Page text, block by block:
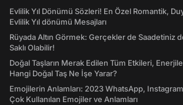
Evlilik Yıl Dönümü Sözleri! En Özel Romantik,
Evlilik Yıl dönümü Mesajları
Rüyada Altın Görmek: Gerçekler de Saadetiniz
Saklı Olabilir!
Doğal Taşların Merak Edilen Tüm Etkileri,
Hangi Doğal Taş Ne İşe Yarar?
Emojilerin Anlamları: 2023 WhatsApp,
Çok Kullanılan Emojiler ve Anlamları